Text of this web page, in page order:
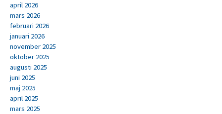
april 2026
mars 2026
februari 2026
januari 2026
november 2025
oktober 2025
augusti 2025
juni 2025
maj 2025
april 2025
mars 2025